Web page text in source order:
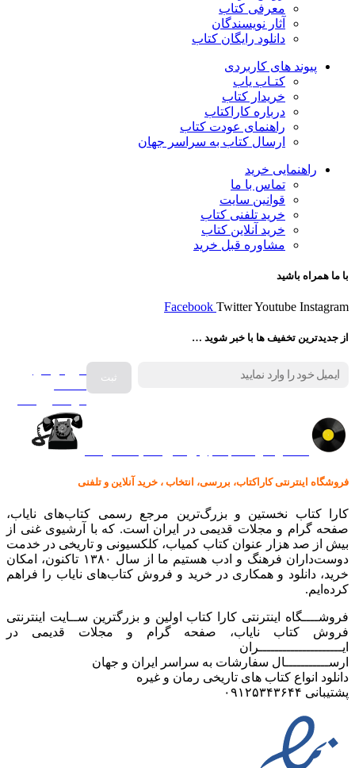
معرفی کتاب
آثار نویسندگان
دانلود رایگان کتاب
پیوند های کاربردی
کتـاب یاب
خریدار کتاب
درباره کاراکتاب
راهنمای عودت کتاب
ارسال کتاب به سراسر جهان
راهنمایی خرید
تماس با ما
قوانین سایت
خرید تلفنی کتاب
خرید آنلاین کتاب
مشاوره قبل خرید
با ما همراه باشید
Facebook TwitterYoutube Instagram
از جدیدترین تخفیف ها با خبر شوید …
فروش انواع
فروشگاه اینترنتی کاراکتاب، بررسی، انتخاب ، خرید آنلاین و تلفنی
کارا کتاب نخستین و بزرگ‌ترین مرجع رسمی کتاب‌های نایاب،
صفحه گرام و مجلات قدیمی در ایران است. که با آرشیوی غنی از
بیش از صد هزار عنوان کتاب کمیاب، کلکسیونی و تاریخی در خدمت
دوست‌داران فرهنگ و ادب هستیم ما از سال ۱۳۸۰ تاکنون، امکان
خرید، دانلود و همکاری در خرید و فروش کتاب‌های نایاب را فراهم
کرده‌ایم.
فروشــــگاه اینترنتی کارا کتاب اولین و بزرگترین ســایت اینترنتی
فروش کتاب نایاب، صفحه گرام و مجلات قدیمی در
ایـــــــــــــــــــــران
ارســـــــــــال سفارشات به سراسر ایران و جهان
دانلود انواع کتاب های تاریخی رمان و غیره
پشتیبانی ۰۹۱۲۵۳۴۳۶۴۴